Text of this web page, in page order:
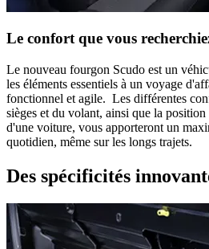
Le confort que vous
Le nouveau fourgon Scudo est un
les éléments essentiels à un voyage
fonctionnel et agile. Les différentes
sièges et du volant, ainsi que la
d'une voiture, vous apporteront un
quotidien, même sur les longs trajets.
Des spécificités